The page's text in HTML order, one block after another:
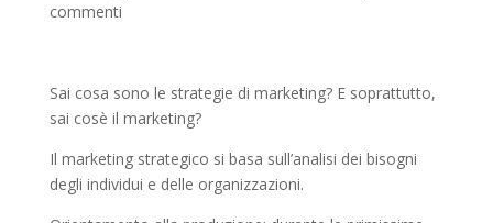
commenti
Sai cosa sono le strategie di marketing? E soprattutto,
sai cosè il marketing?
Il marketing strategico si basa sull’analisi dei bisogni
degli individui e delle organizzazioni.